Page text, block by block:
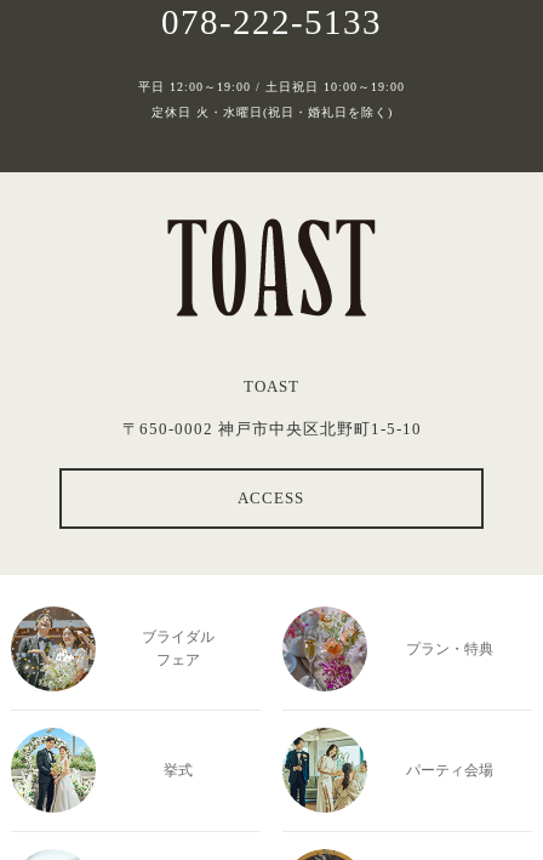
078-222-5133
平日 12:00～19:00 / 土日祝日 10:00～19:00
定休日 火・水曜日(祝日・婚礼日を除く)
TOAST
〒650-0002 神戸市中央区北野町1-5-10
ACCESS
ブライダル
フェア
プラン・特典
挙式 パーティ会場